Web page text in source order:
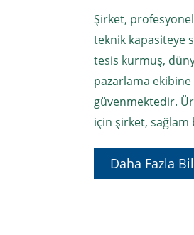
Şirket,
teknik kapasiteye
tesis kurmuş,
pazarlama
güvenmektedir.
için şirket,
Daha Fazla